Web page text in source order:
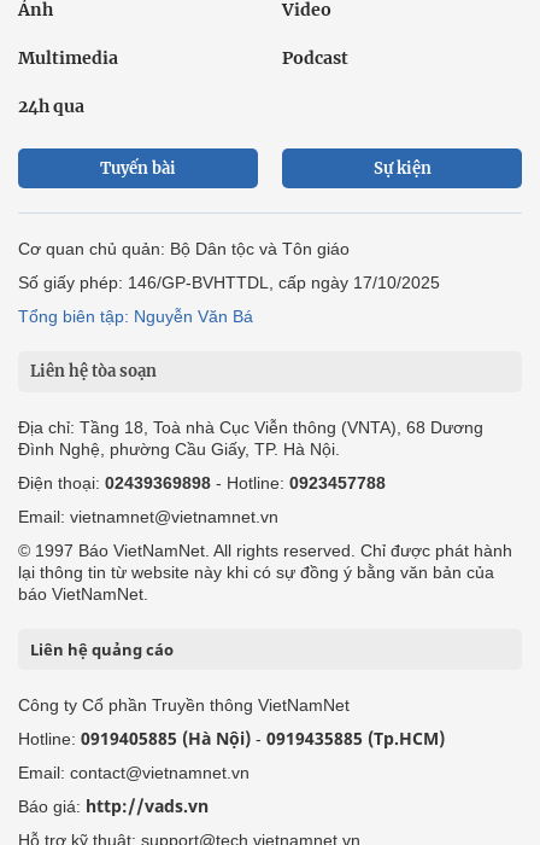
Ảnh Video
Multimedia Podcast
24h qua
Tuyến bài Sự kiện
Cơ quan chủ quản: Bộ Dân tộc và Tôn giáo
Số giấy phép: 146/GP-BVHTTDL, cấp ngày 17/10/2025
Tổng biên tập: Nguyễn Văn Bá
Liên hệ tòa soạn
Địa chỉ: Tầng 18, Toà nhà Cục Viễn thông (VNTA), 68 Dương
Đình Nghệ, phường Cầu Giấy, TP. Hà Nội.
Điện thoại: 02439369898 - Hotline: 0923457788
Email: vietnamnet@vietnamnet.vn
© 1997 Báo VietNamNet. All rights reserved. Chỉ được phát hành
lại thông tin từ website này khi có sự đồng ý bằng văn bản của
báo VietNamNet.
Liên hệ quảng cáo
Công ty Cổ phần Truyền thông VietNamNet
Hotline: 0919405885 (Hà Nội) - 0919435885 (Tp.HCM)
Email: contact@vietnamnet.vn
Báo giá: http://vads.vn
Hỗ trợ kỹ thuật: support@tech.vietnamnet.vn